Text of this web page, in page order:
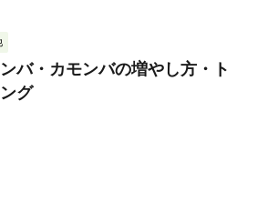
バ・カモンバの増やし方・ト
グ